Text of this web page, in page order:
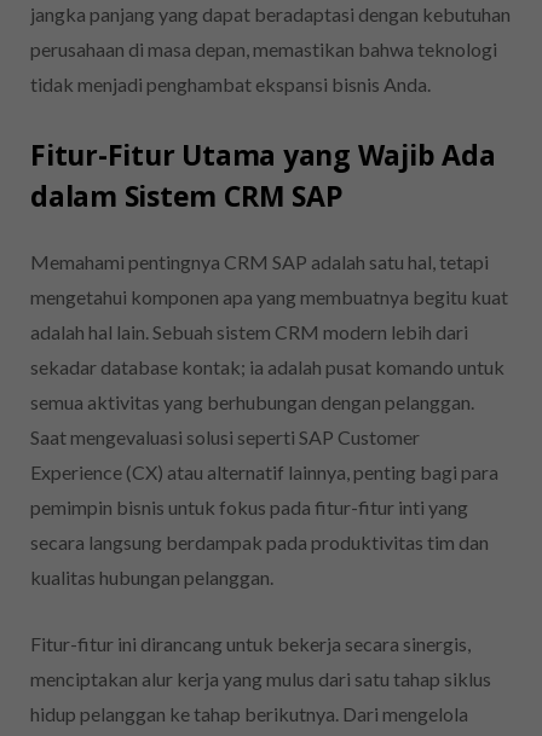
jangka panjang yang dapat beradaptasi dengan kebutuhan
perusahaan di masa depan, memastikan bahwa teknologi
tidak menjadi penghambat ekspansi bisnis Anda.
Fitur-Fitur Utama yang Wajib Ada
dalam Sistem CRM SAP
Memahami pentingnya CRM SAP adalah satu hal, tetapi
mengetahui komponen apa yang membuatnya begitu kuat
adalah hal lain. Sebuah sistem CRM modern lebih dari
sekadar database kontak; ia adalah pusat komando untuk
semua aktivitas yang berhubungan dengan pelanggan.
Saat mengevaluasi solusi seperti SAP Customer
Experience (CX) atau alternatif lainnya, penting bagi para
pemimpin bisnis untuk fokus pada fitur-fitur inti yang
secara langsung berdampak pada produktivitas tim dan
kualitas hubungan pelanggan.
Fitur-fitur ini dirancang untuk bekerja secara sinergis,
menciptakan alur kerja yang mulus dari satu tahap siklus
hidup pelanggan ke tahap berikutnya. Dari mengelola